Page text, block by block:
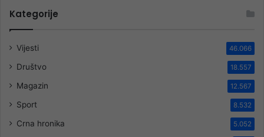
Kategorije
Vijesti 46.066
Društvo 18.557
Magazin 12.567
Sport 8.532
Crna hronika 5.052